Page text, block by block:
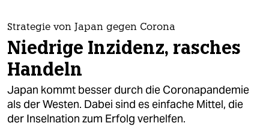
themen
politik
öko
gesellschaft
Strategie von Japan gegen Corona
Niedrige Inzidenz, rasches
Handeln
Japan kommt besser durch die Coronapandemie
als der Westen. Dabei sind es einfache Mittel, die
der Inselnation zum Erfolg verhelfen.